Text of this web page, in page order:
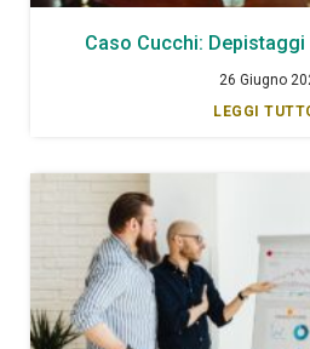
Caso Cucchi:
26 Giugno
LEGGI